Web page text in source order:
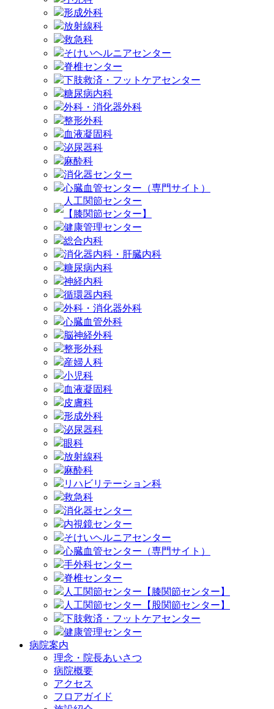
形成外科
放射線科
救急科
そけいヘルニアセンター
脊椎センター
下肢救済・フットケアセンター
糖尿病内科
外科・消化器外科
整形外科
血液凝固科
泌尿器科
麻酔科
消化器センター
心臓血管センター（専門サイト）
人工関節センター
【膝関節センター】
健康管理センター
総合内科
消化器内科・肝臓内科
糖尿病内科
神経内科
循環器内科
外科・消化器外科
心臓血管外科
脳神経外科
整形外科
産婦人科
小児科
血液凝固科
皮膚科
形成外科
泌尿器科
眼科
放射線科
麻酔科
リハビリテーション科
救急科
消化器センター
内視鏡センター
そけいヘルニアセンター
心臓血管センター（専門サイト）
手外科センター
脊椎センター
人工関節センター【膝関節センター】
人工関節センター【股関節センター】
下肢救済・フットケアセンター
健康管理センター
病院案内
理念・院長あいさつ
病院概要
アクセス
フロアガイド